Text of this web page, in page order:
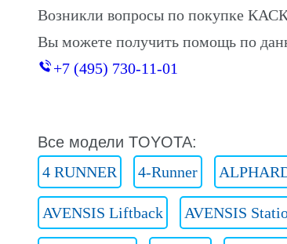
Возникли вопросы по покупке
Вы можете получить помощь по
+7 (495) 730-11-01
Все модели TOYOTA:
4 RUNNER
4-Runner
AVENSIS Liftback AVENSIS